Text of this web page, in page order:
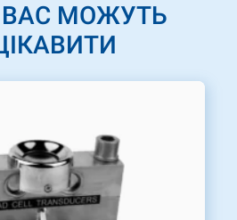
МОЖУТЬ